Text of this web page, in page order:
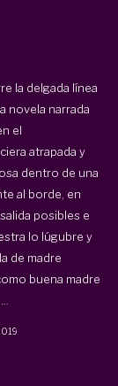
la delgada línea
novela narrada
el
atrapada y
dentro de una
al borde, en
posibles e
lo lúgubre y
de madre
buena madre